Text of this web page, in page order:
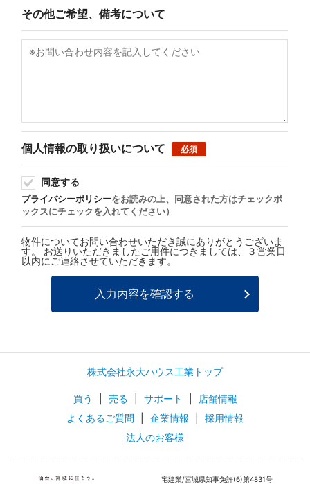
その他ご希望、備考について
個人情報の取り扱いについて 必須
同意する
プライバシーポリシーをお読みの上、同意された方はチェックボ
ックスにチェックを入れてください）
物件についてお問い合わせいただき誠にありがとうございま
す。 お送りいただきましたご用件につきましては、３営業日
以内にご連絡させていただきます。
株式会社永大ハウス工業トップ
買う 売る サポート
店舗情報
よくあるご質問
企業情報
採用情報
法人のお客様
宅建業/宮城県知事免許(6)第4831号